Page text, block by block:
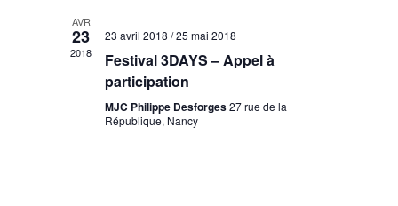
in
Photo
View
AVR
23
2018
23 avril 2018 /25 mai 2018
Festival 3DAYS – Appel à
participation
MJC Philippe Desforges27 rue de la
République, Nancy